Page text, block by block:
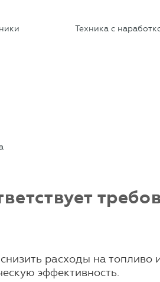
Техника с
расходы на топливо
эффективность.